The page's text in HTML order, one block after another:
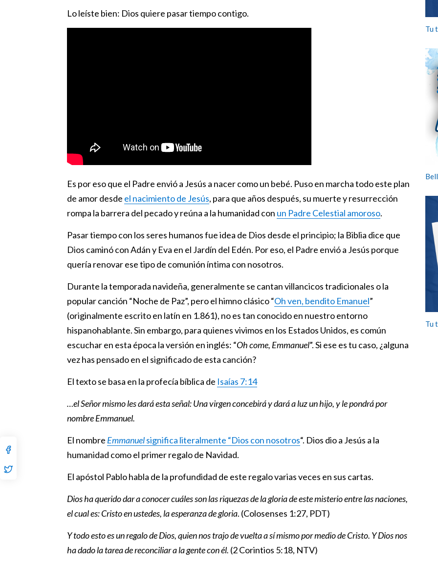
Lo leíste bien: Dios quiere pasar tiempo contigo.
Es por eso que el Padre envió a Jesús a nacer como un bebé. Puso en marcha todo este plan
de amor desde el nacimiento de Jesús, para que años después, su muerte y resurrección
rompa la barrera del pecado y reúna a la humanidad con un Padre Celestial amoroso.
Pasar tiempo con los seres humanos fue idea de Dios desde el principio; la Biblia dice que
Dios caminó con Adán y Eva en el Jardín del Edén. Por eso, el Padre envió a Jesús porque
quería renovar ese tipo de comunión íntima con nosotros.
Durante la temporada navideña, generalmente se cantan villancicos tradicionales o la
popular canción “Noche de Paz”, pero el himno clásico “Oh ven, bendito Emanuel”
(originalmente escrito en latín en 1.861), no es tan conocido en nuestro entorno
hispanohablante. Sin embargo, para quienes vivimos en los Estados Unidos, es común
escuchar en esta época la versión en inglés: “Oh come, Emmanuel”. Si ese es tu caso, ¿alguna
vez has pensado en el significado de esta canción?
El texto se basa en la profecía bíblica de Isaías 7:14
…el Señor mismo les dará esta señal: Una virgen concebirá y dará a luz un hijo, y le pondrá por
nombre Emmanuel.
El nombre Emmanuelsignifica literalmente “Dios con nosotros“. Dios dio a Jesús a la
humanidad como el primer regalo de Navidad.
El apóstol Pablo habla de la profundidad de este regalo varias veces en sus cartas.
Dios ha querido dar a conocer cuáles son las riquezas de la gloria de este misterio entre las naciones,
el cual es: Cristo en ustedes, la esperanza de gloria. (Colosenses 1:27, PDT)
Y todo esto es un regalo de Dios, quien nos trajo de vuelta a sí mismo por medio de Cristo. Y Dios nos
ha dado la tarea de reconciliar a la gente con él. (2 Corintios 5:18, NTV)
Tu
Tu